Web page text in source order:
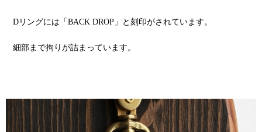
Dリングには「BACK DROP」と刻印がされています。
細部まで拘りが詰まっています。